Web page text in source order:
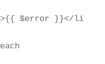
}}</li>